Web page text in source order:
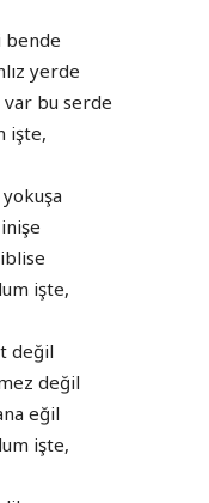
bende
yerde
bu serde
işte,
işte,
değil
değil
eğil
işte,